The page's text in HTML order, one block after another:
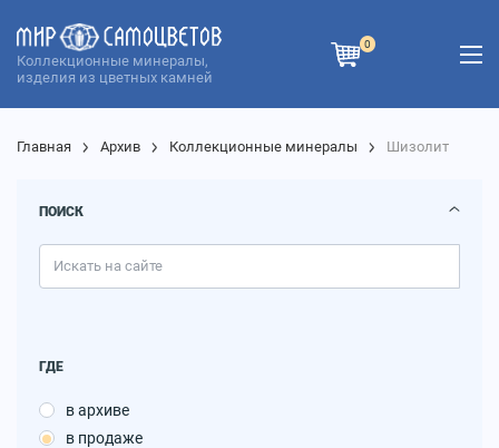
Коллекционные минералы,
изделия из цветных камней
0
Главная Архив Коллекционные минералы Шизолит
ПОИСК
ГДЕ
в архиве
в продаже